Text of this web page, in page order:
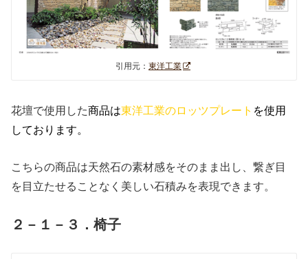
引用元： 東洋工業
花壇で使用した商品は東洋工業のロッツプレート を使用
しております。
こちらの商品は天然石の素材感をそのまま出し、繋ぎ目
を目立たせることなく美しい石積みを表現できます。
２－１－３．椅子